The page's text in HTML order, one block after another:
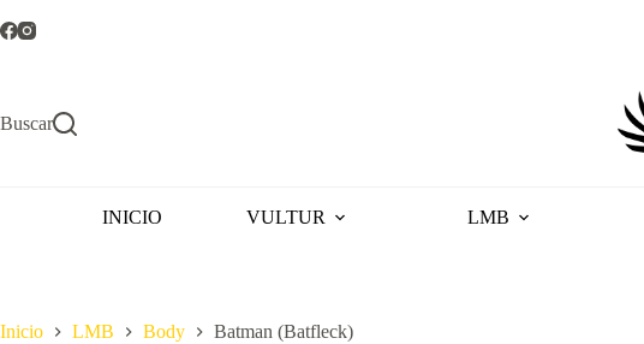
al
Buscar
INICIO VULTUR LMB
Inicio LMB Body Batman (Batfleck)